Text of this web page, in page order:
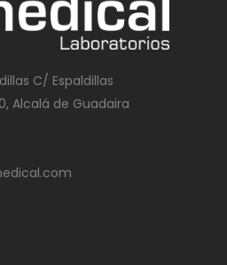
C/ Espaldillas
Alcalá de Guadaira